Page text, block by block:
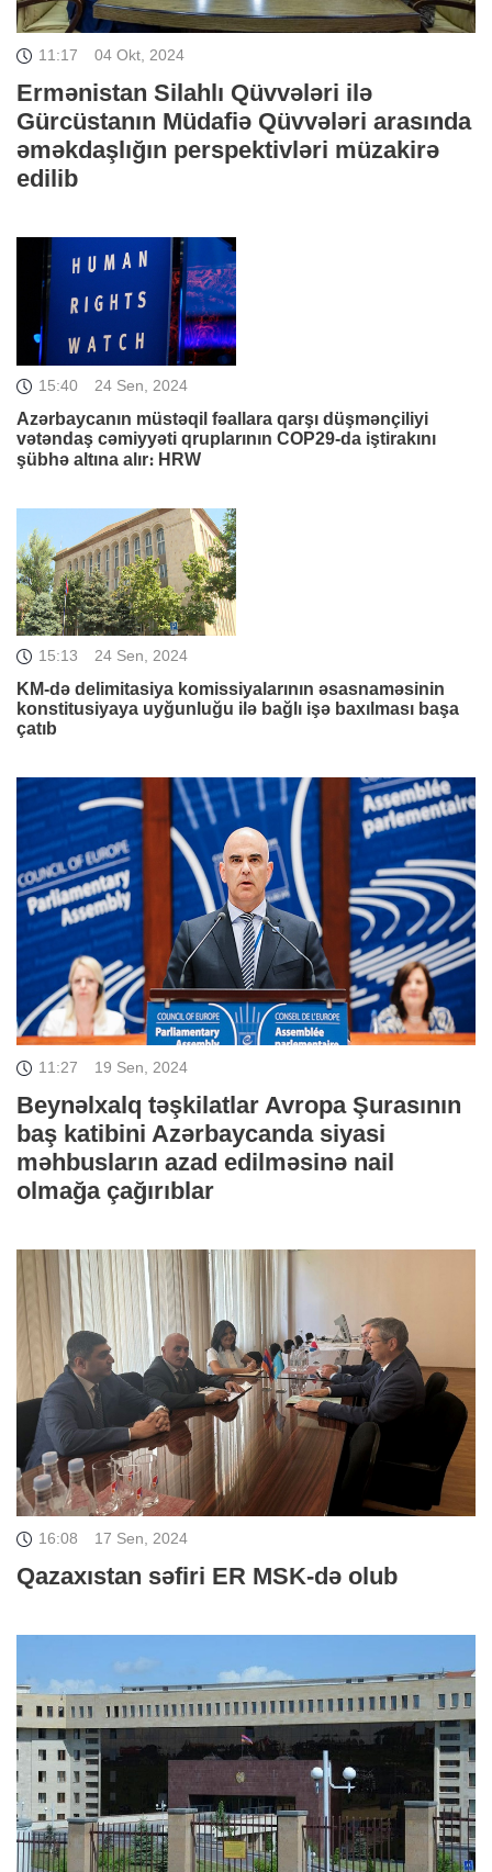
11:17 04 Okt, 2024
Ermənistan Silahlı Qüvvələri ilə
Gürcüstanın Müdafiə Qüvvələri arasında
əməkdaşlığın perspektivləri müzakirə
edilib
15:40 24 Sen, 2024
Azərbaycanın müstəqil fəallara qarşı düşmənçiliyi
vətəndaş cəmiyyəti qruplarının COP29-da iştirakını
şübhə altına alır։ HRW
15:13 24 Sen, 2024
KM-də delimitasiya komissiyalarının əsasnaməsinin
konstitusiyaya uyğunluğu ilə bağlı işə baxılması başa
çatıb
11:27 19 Sen, 2024
Beynəlxalq təşkilatlar Avropa Şurasının
baş katibini Azərbaycanda siyasi
məhbusların azad edilməsinə nail
olmağa çağırıblar
16:08 17 Sen, 2024
Qazaxıstan səfiri ER MSK-də olub